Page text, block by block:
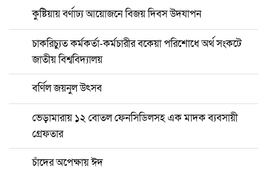
কুষ্টিয়ায় বর্ণাঢ্য আয়োজনে বিজয় দিবস উদযাপন
চাকরিচ্যুত কর্মকর্তা-কর্মচারীর বকেয়া পরিশোধে অর্থ সংকটে
জাতীয় বিশ্ববিদ্যালয়
বর্ণিল জয়নুল উৎসব
ভেড়ামারায় ১২ বোতল ফেনসিডিলসহ এক মাদক ব্যবসায়ী
গ্রেফতার
চাঁদের অপেক্ষায় ঈদ